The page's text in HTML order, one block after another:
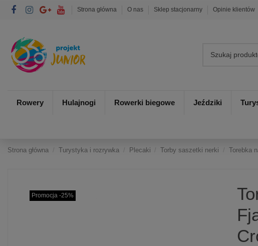
Strona główna O nas Sklep stacjonarny Opinie klientów
Rowery Hulajnogi Rowerki biegowe Jeździki
Strona główna Turystyka i rozrywka Plecaki Torby saszetki nerki Torebka
Promocja -25%